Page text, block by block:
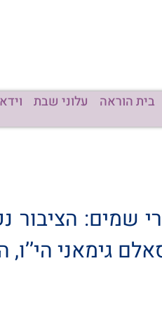
בית הוראה עלוני שבת
שמים: הציבור
גימאני